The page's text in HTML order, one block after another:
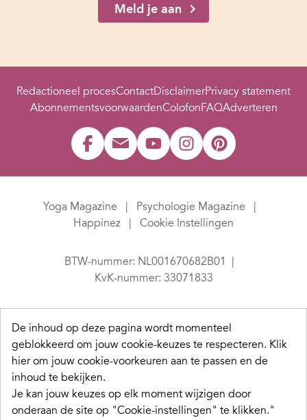
Meld je aan
Redactioneel procesContactDisclaimerPrivacy statement
AbonnementsvoorwaardenColofonFAQAdverteren
Yoga Magazine
Psychologie Magazine
Happinez
Cookie Instellingen
BTW-nummer: NL001670682B01
KvK-nummer: 33071833
De inhoud op deze pagina wordt momenteel
geblokkeerd om jouw cookie-keuzes te respecteren. Klik
hier om jouw cookie-voorkeuren aan te passen en de
inhoud te bekijken.
Je kan jouw keuzes op elk moment wijzigen door
onderaan de site op "Cookie-instellingen" te klikken."